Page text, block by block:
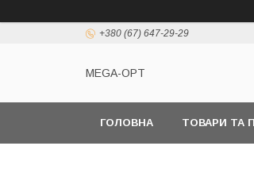
+380 (67) 647-29-29
MEGA-OPT
ГОЛОВНА ТОВАРИ ТА